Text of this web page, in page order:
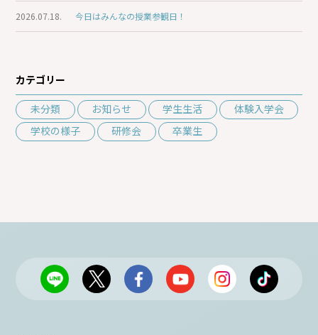
2026.07.18. 今日はみんなの授業参観日！
カテゴリー
未分類 お知らせ 学生生活
体験入学会
学校の様子
研修会 卒業生